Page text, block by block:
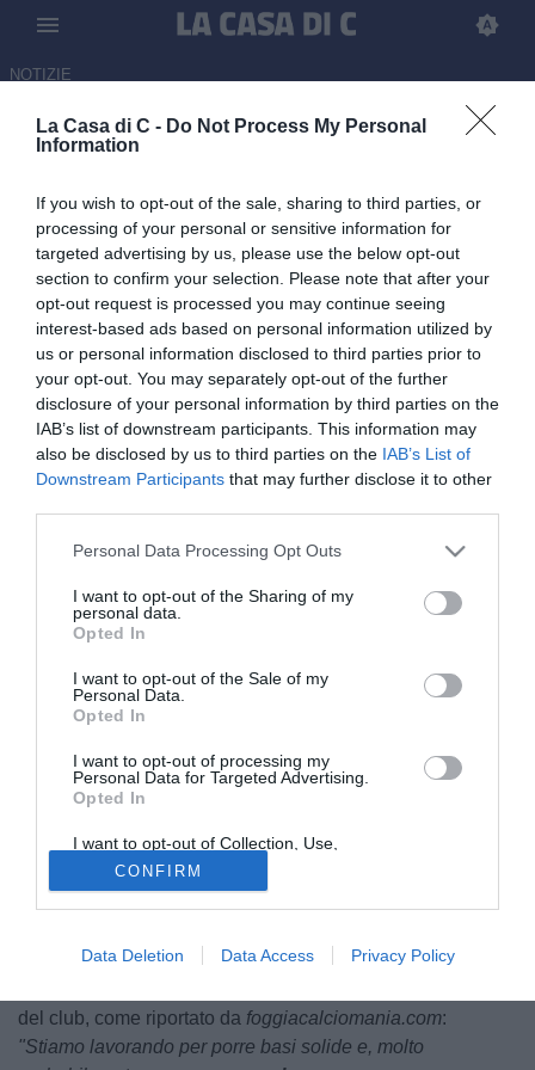
La Casa di C - Do Not Process My Personal
Information
If you wish to opt-out of the sale, sharing to third parties, or
processing of your personal or sensitive information for
targeted advertising by us, please use the below opt-out
section to confirm your selection. Please note that after your
opt-out request is processed you may continue seeing
interest-based ads based on personal information utilized by
us or personal information disclosed to third parties prior to
your opt-out. You may separately opt-out of the further
disclosure of your personal information by third parties on the
IAB’s list of downstream participants. This information may
also be disclosed by us to third parties on the IAB’s List of
Downstream Participants that may further disclose it to other
Personal Data Processing Opt Outs
I want to opt-out of the Sharing of my
personal data.
Opted In
I want to opt-out of the Sale of my
Personal Data.
Opted In
I want to opt-out of processing my
Personal Data for Targeted Advertising.
Opted In
I want to opt-out of Collection, Use,
Retention, Sale, and/or Sharing of my
Personal Data that Is Unrelated with the
Purposes for which it was collected.
Opted Out
CONFIRM
Data Deletion Data Access Privacy Policy
NOTIZIE
Foggia, Casillo: "Campagna
riammissione, per l'inizio del
campionato Zaccheria a norma"
11.06.2026 16:30 di Gabriel Macis
Il presidente rossonero ha parlato della possibile riammissione in
Serie C e della questione stadio Zaccheria.
Il presidente delFoggia,Gennaro Casillo
, non si arrende
riguardo il futuro del suo club in Serie C dopo la
giudiziale della Ternana, porterà infatti alla riammissione di
uno dei club retrocessi nella stagione sportiva ormai
terminata e il club rossonero spera.
Casillo, nominato a guida della Confesercenti della
del club, come riportato da foggiacalciomania.com:
"Stiamo lavorando per porre basi solide e, molto